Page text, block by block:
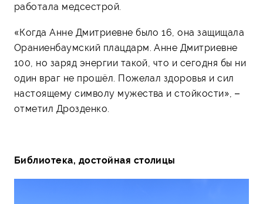
работала медсестрой.
«Когда Анне Дмитриевне было 16, она защищала
Ораниенбаумский плацдарм. Анне Дмитриевне
100, но заряд энергии такой, что и сегодня бы ни
один враг не прошёл. Пожелал здоровья и сил
настоящему символу мужества и стойкости», –
отметил Дрозденко.
Библиотека, достойная столицы